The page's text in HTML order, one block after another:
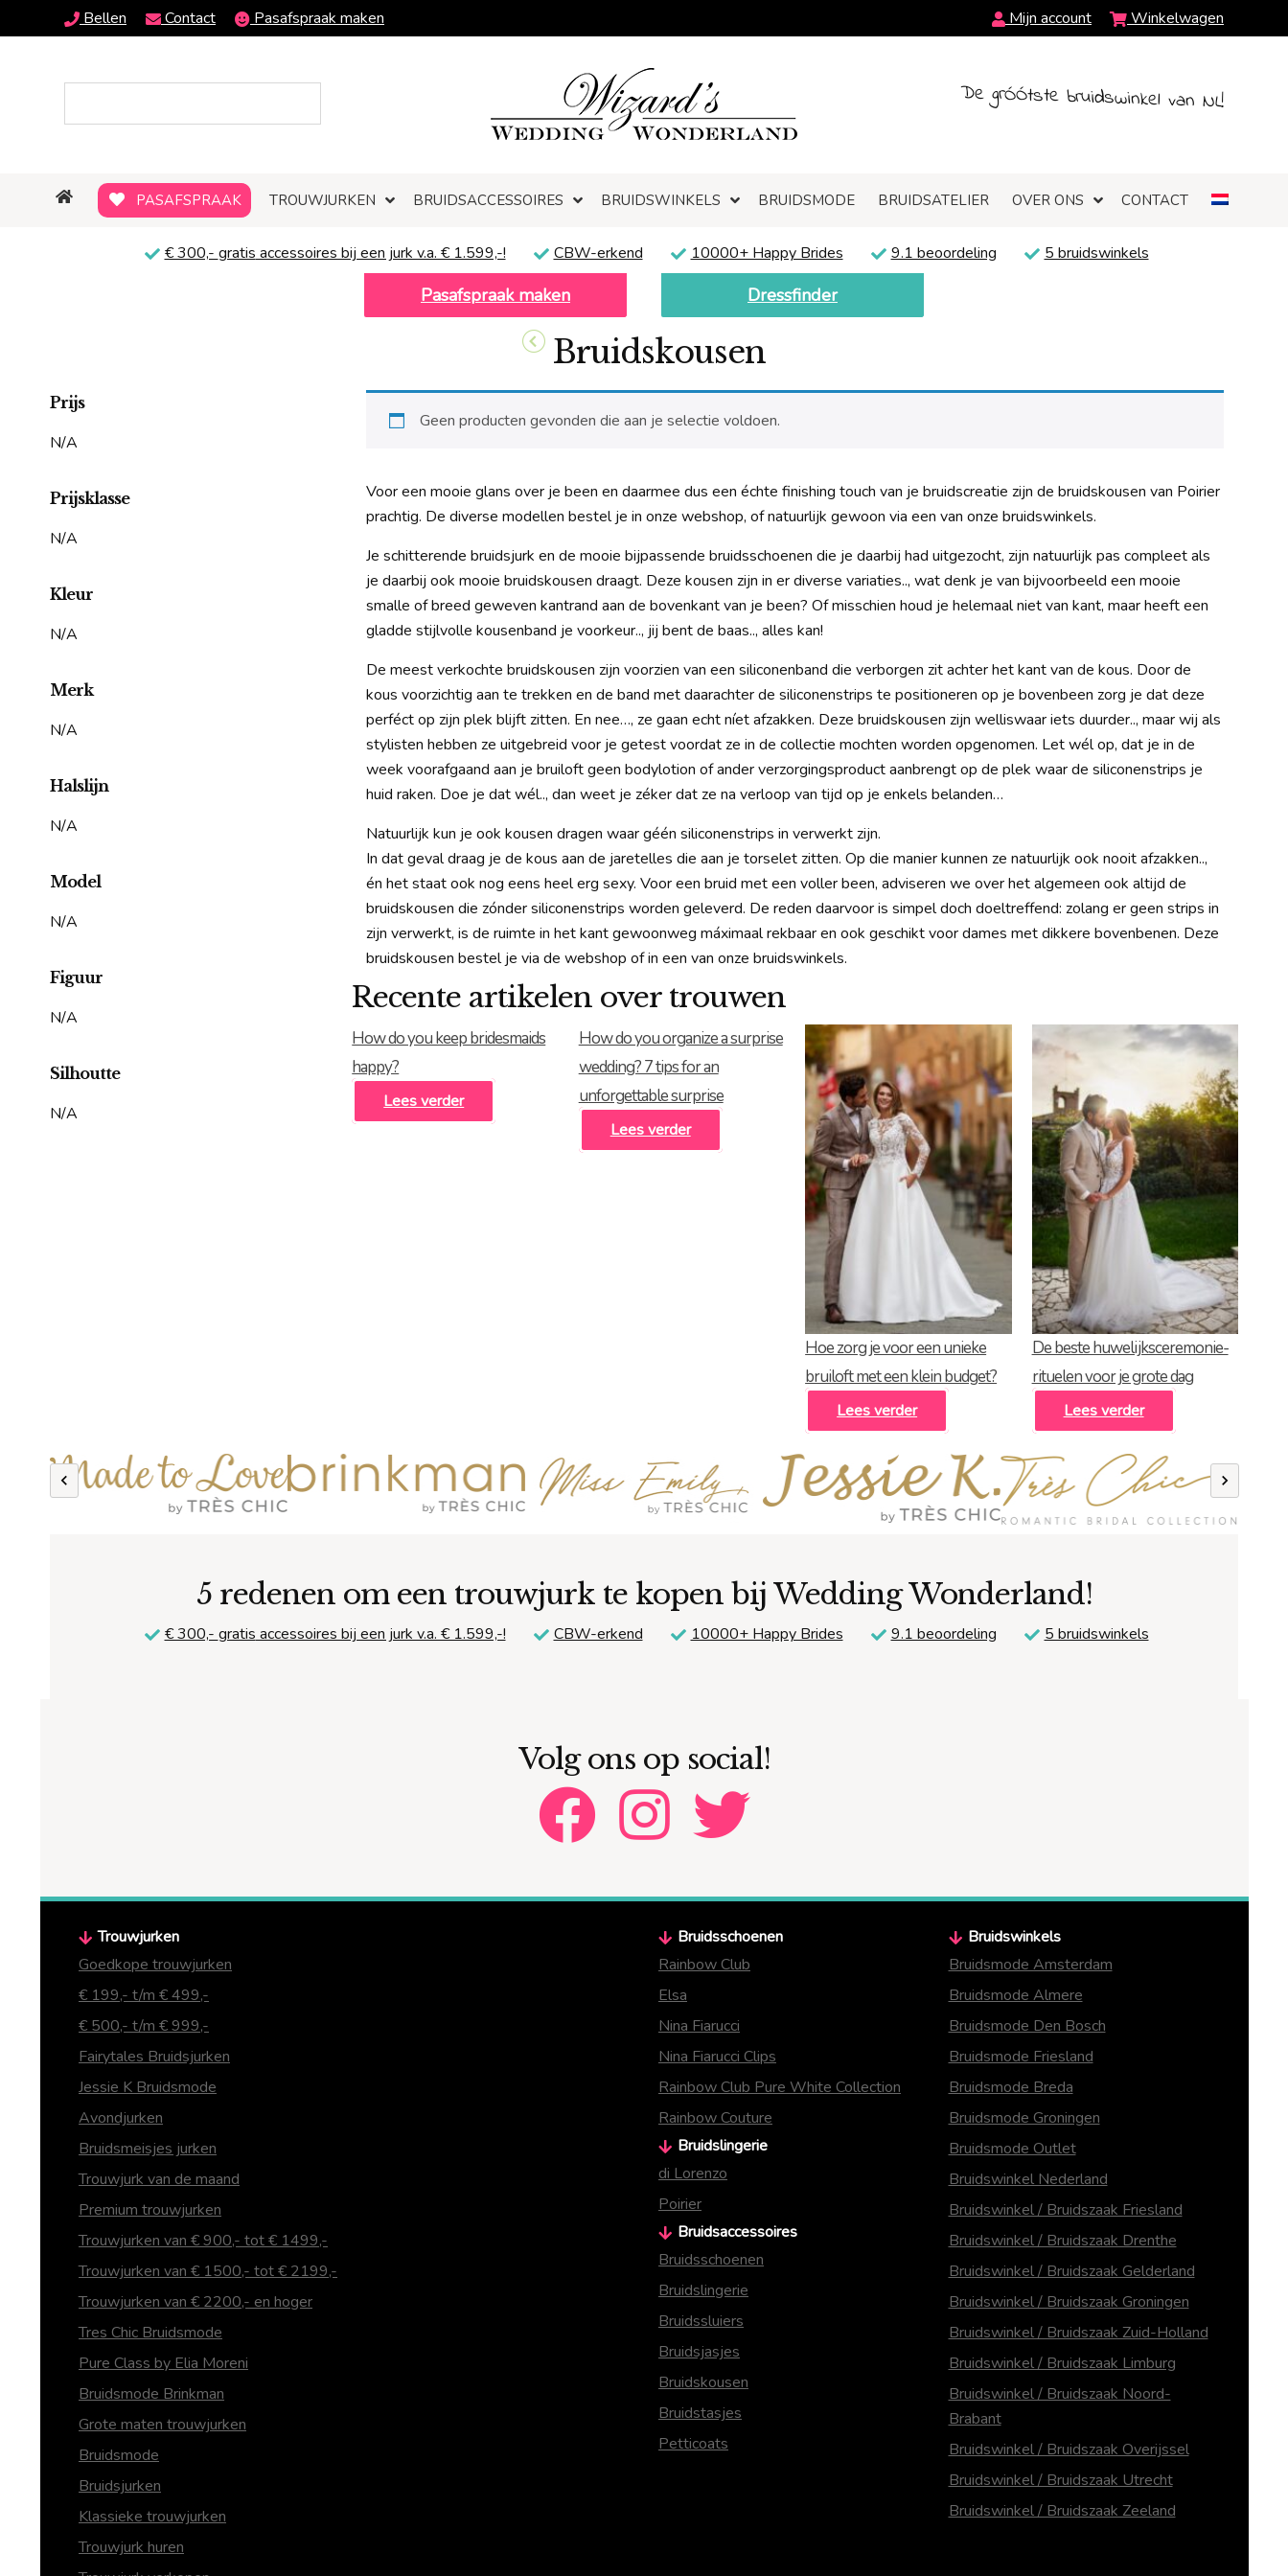
Bellen Contact Pasafspraak maken Mijn account Winkelwagen
De grÓÓtste bruidswinkel van NL!
PASAFSPRAAK TROUWJURKEN BRUIDSACCESSOIRES BRUIDSWINKELS BRUIDSMODE BRUIDSATELIER OVER ONS CONTACT
€ 300,- gratis accessoires bij een jurk v.a. € 1.599,-! CBW-erkend 10000+ Happy Brides 9.1 beoordeling 5 bruidswinkels
Pasafspraak maken Dressfinder
Bruidskousen
Prijs
N/A
Prijsklasse
N/A
Kleur
N/A
Merk
N/A
Halslijn
N/A
Model
N/A
Figuur
N/A
Silhoutte
N/A
Geen producten gevonden die aan je selectie voldoen.
Voor een mooie glans over je been en daarmee dus een échte finishing touch van je bruidscreatie zijn de bruidskousen van Poirier
prachtig. De diverse modellen bestel je in onze webshop, of natuurlijk gewoon via een van onze bruidswinkels.
Je schitterende bruidsjurk en de mooie bijpassende bruidsschoenen die je daarbij had uitgezocht, zijn natuurlijk pas compleet als
je daarbij ook mooie bruidskousen draagt. Deze kousen zijn in er diverse variaties.., wat denk je van bijvoorbeeld een mooie
smalle of breed geweven kantrand aan de bovenkant van je been? Of misschien houd je helemaal niet van kant, maar heeft een
gladde stijlvolle kousenband je voorkeur.., jij bent de baas.., alles kan!
De meest verkochte bruidskousen zijn voorzien van een siliconenband die verborgen zit achter het kant van de kous. Door de
kous voorzichtig aan te trekken en de band met daarachter de siliconenstrips te positioneren op je bovenbeen zorg je dat deze
perféct op zijn plek blijft zitten. En nee…, ze gaan echt níet afzakken. Deze bruidskousen zijn welliswaar iets duurder.., maar wij als
stylisten hebben ze uitgebreid voor je getest voordat ze in de collectie mochten worden opgenomen. Let wél op, dat je in de
week voorafgaand aan je bruiloft geen bodylotion of ander verzorgingsproduct aanbrengt op de plek waar de siliconenstrips je
huid raken. Doe je dat wél.., dan weet je zéker dat ze na verloop van tijd op je enkels belanden…
Natuurlijk kun je ook kousen dragen waar géén siliconenstrips in verwerkt zijn.
In dat geval draag je de kous aan de jaretelles die aan je torselet zitten. Op die manier kunnen ze natuurlijk ook nooit afzakken..,
én het staat ook nog eens heel erg sexy. Voor een bruid met een voller been, adviseren we over het algemeen ook altijd de
bruidskousen die zónder siliconenstrips worden geleverd. De reden daarvoor is simpel doch doeltreffend: zolang er geen strips in
zijn verwerkt, is de ruimte in het kant gewoonweg máximaal rekbaar en ook geschikt voor dames met dikkere bovenbenen. Deze
bruidskousen bestel je via de webshop of in een van onze bruidswinkels.
Recente artikelen over trouwen
How do you keep bridesmaids
happy?
Lees verder
How do you organize a surprise
wedding? 7 tips for an
unforgettable surprise
Lees verder
Hoe zorg je voor een unieke
bruiloft met een klein budget?
Lees verder
De beste huwelijksceremonie-
rituelen voor je grote dag
Lees verder
Previous
5 redenen om een trouwjurk te kopen bij Wedding Wonderland!
€ 300,- gratis accessoires bij een jurk v.a. € 1.599,-! CBW-erkend 10000+ Happy Brides 9.1 beoordeling 5 bruidswinkels
Volg ons op social!
Trouwjurken
Goedkope trouwjurken
€ 199,- t/m € 499,-
€ 500,- t/m € 999,-
Fairytales Bruidsjurken
Jessie K Bruidsmode
Avondjurken
Bruidsmeisjes jurken
Trouwjurk van de maand
Premium trouwjurken
Trouwjurken van € 900,- tot € 1499,-
Trouwjurken van € 1500,- tot € 2199,-
Trouwjurken van € 2200,- en hoger
Tres Chic Bruidsmode
Pure Class by Elia Moreni
Bruidsmode Brinkman
Grote maten trouwjurken
Bruidsmode
Bruidsjurken
Klassieke trouwjurken
Trouwjurk huren
Bruidsschoenen
Rainbow Club
Elsa
Nina Fiarucci
Nina Fiarucci Clips
Rainbow Club Pure White Collection
Rainbow Couture
Bruidslingerie
di Lorenzo
Poirier
Bruidsaccessoires
Bruidsschoenen
Bruidslingerie
Bruidssluiers
Bruidsjasjes
Bruidskousen
Bruidstasjes
Petticoats
Bruidswinkels
Bruidsmode Amsterdam
Bruidsmode Almere
Bruidsmode Den Bosch
Bruidsmode Friesland
Bruidsmode Breda
Bruidsmode Groningen
Bruidsmode Outlet
Bruidswinkel Nederland
Bruidswinkel / Bruidszaak Friesland
Bruidswinkel / Bruidszaak Drenthe
Bruidswinkel / Bruidszaak Gelderland
Bruidswinkel / Bruidszaak Groningen
Bruidswinkel / Bruidszaak Zuid-Holland
Bruidswinkel / Bruidszaak Limburg
Bruidswinkel / Bruidszaak Noord-
Brabant
Bruidswinkel / Bruidszaak Overijssel
Bruidswinkel / Bruidszaak Utrecht
Bruidswinkel / Bruidszaak Zeeland